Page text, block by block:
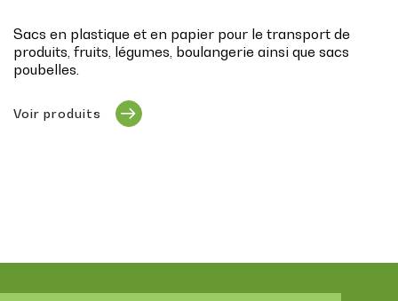
Sacs en plastique et en papier pour le transport de
produits, fruits, légumes, boulangerie ainsi que sacs
poubelles.
Voir produits